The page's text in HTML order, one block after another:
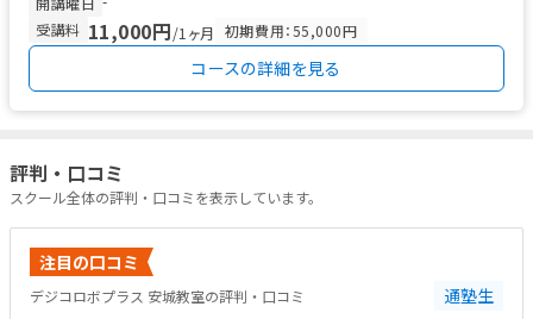
受講料 11,000円/1ヶ月 初期費用：55,000円
コースの詳細を見る
評判・口コミ
スクール全体の評判・口コミを表示しています。
注目の口コミ
デジコロボプラス 安城教室の評判・口コミ 通塾生